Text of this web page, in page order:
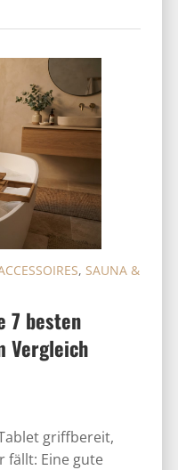
7 besten
Vergleich
, SAUNA &
griffbereit,
fällt: Eine gute